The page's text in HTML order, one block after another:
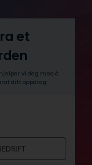
et
vi deg med å
ditt oppdrag.